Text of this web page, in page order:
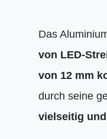
Das
von LED-
von 12 mm
durch seine
vielseitig